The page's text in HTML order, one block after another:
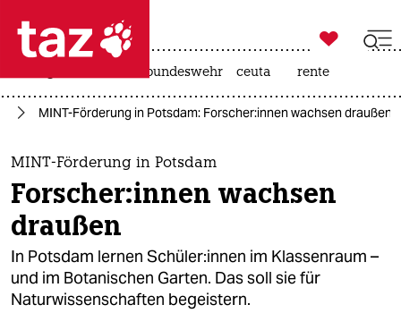
 taz zahl ich
taz zahl ich
themen
politik
öko
gesellschaft

taz zahl ich
bundeswehr ceuta rente
MINT-Förderung in Potsdam: For­sche­r:in­nen wachsen draußen
MINT-Förderung in Potsdam
For­sche­r:in­nen wachsen
draußen
In Potsdam lernen Schü­le­r:in­nen im Klassenraum –
und im Botanischen Garten. Das soll sie für
Naturwissenschaften begeistern.